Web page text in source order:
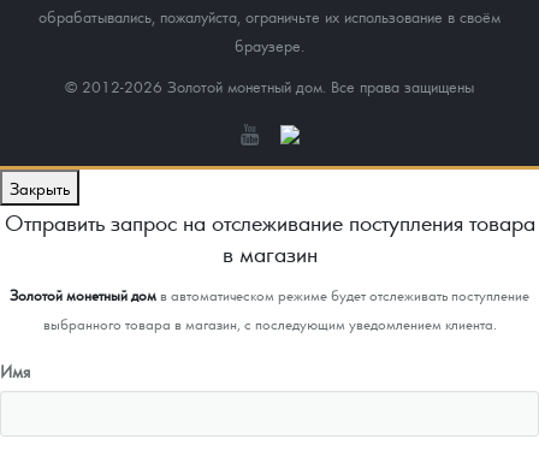
обрабатывались, пожалуйста, ограничьте их использование в своём
браузере.
© 2012-2026 Золотой монетный дом. Все права защищены
Закрыть
Отправить запрос на отслеживание поступления товара
в магазин
Золотой монетный домв автоматическом режиме будет отслеживать поступление
выбранного товара в магазин, с последующим уведомлением клиента.
Имя